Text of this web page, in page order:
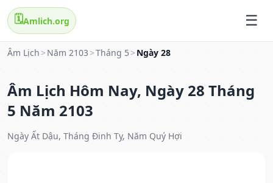
🗓️Amlich.org
Âm Lịch > Năm 2103 >Tháng 5 > Ngày 28
Âm Lịch Hôm Nay, Ngày 28 Tháng
5 Năm 2103
Ngày Ất Dậu, Tháng Đinh Tỵ, Năm Quý Hợi